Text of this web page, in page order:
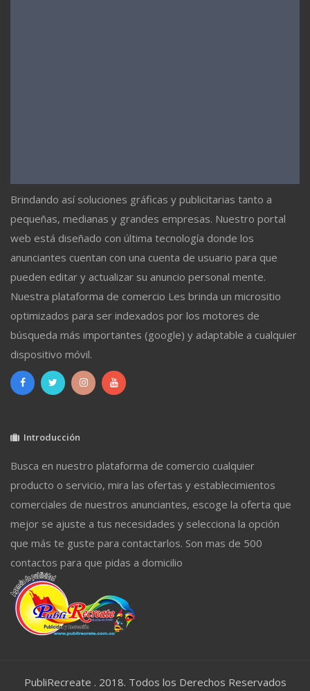
Brindando así soluciones gráficas y publicitarias tanto a
pequeñas, medianas y grandes empresas. Nuestro portal
web está diseñado con última tecnología donde los
anunciantes cuentan con una cuenta de usuario para que
pueden editar y actualizar su anuncio personal mente.
Nuestra plataforma de comercio Les brinda un micrositio
optimizados para ser indexados por los motores de
búsqueda más importantes (google) y adaptable a cualquier
dispositivo móvil.
Introducción
Busca en nuestro plataforma de comercio cualquier
producto o servicio, mira las ofertas y establecimientos
comerciales de nuestros anunciantes, escoge la oferta que
mejor se ajuste a tus necesidades y selecciona la opción
que más te guste para contactarlos. Son mas de 500
contactos para que pidas a domicilio
PubliRecreate . 2018. Todos los Derechos Reservados